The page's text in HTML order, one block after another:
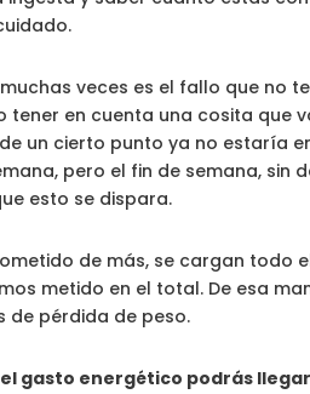
veces es el fallo que no
en cuenta una cosita que
un cierto punto ya no estaría
pero el fin de semana, sin
esto se dispara.
de más, se cargan todo
metido en el total. De esa
de pérdida de peso.
gasto energético podrás